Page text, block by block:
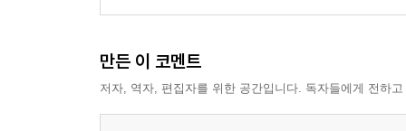
만든 이 코멘트
저자, 역자, 편집자를 위한 공간입니다. 독자들에게 전하